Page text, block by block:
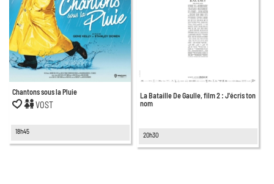
Chantons sous la Pluie
VOST
18h45
La Bataille De Gaulle, film 2 : J'écris ton
nom
20h30